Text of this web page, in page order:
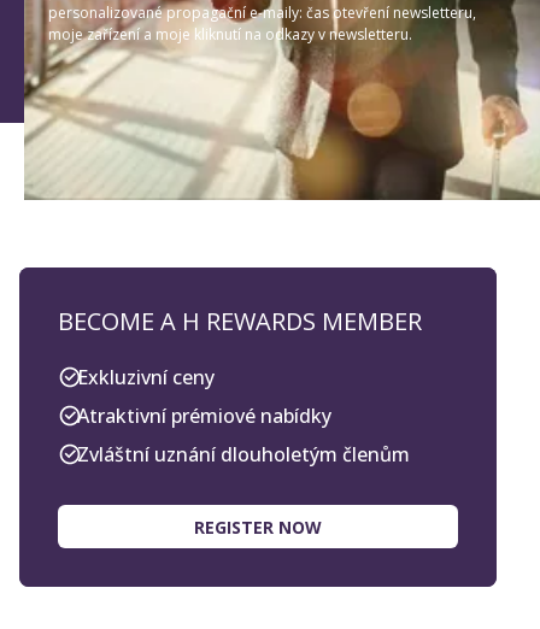
personalizované propagační e-maily: čas otevření newsletteru,
moje zařízení a moje kliknutí na odkazy v newsletteru.
BECOME A H REWARDS MEMBER
Exkluzivní ceny
Atraktivní prémiové nabídky
Zvláštní uznání dlouholetým členům
REGISTER NOW